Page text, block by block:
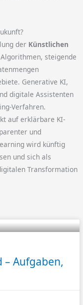
der Künstlichen
steigende
Generative KI,
digitale Assistenten
Verfahren.
auf erklärbare KI-
und
wird künftig
und sich als
Transformation
– Aufgaben,